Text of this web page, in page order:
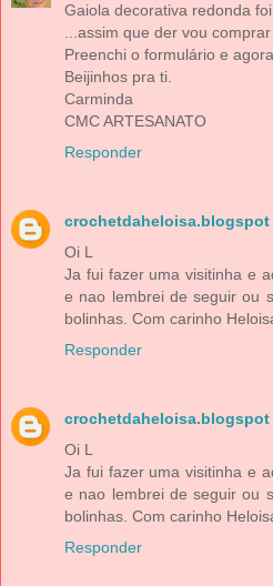
Gaiola decorativa redonda
...assim que der vou
Preenchi o formulário e
Beijinhos pra ti.
Carminda
CMC ARTESANATO
Responder
crochetdaheloisa.blogspot
Oi L
Ja fui fazer uma visitinha e
e nao lembrei de seguir ou
bolinhas. Com carinho
Responder
crochetdaheloisa.blogspot
Oi L
Ja fui fazer uma visitinha e
e nao lembrei de seguir ou
bolinhas. Com carinho
Responder